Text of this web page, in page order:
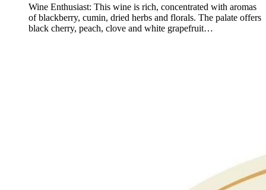
Wine Enthusiast: This wine is rich, concentrated with aromas
of blackberry, cumin, dried herbs and florals. The palate offers
black cherry, peach, clove and white grapefruit…